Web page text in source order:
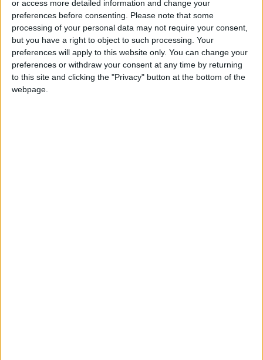
or access more detailed information and change your
preferences before consenting.
Please note that some
processing of your personal data may not require your consent,
but you have a right to object to such processing. Your
preferences will apply to this website only. You can change your
preferences or withdraw your consent at any time by returning
to this site and clicking the "Privacy" button at the bottom of the
webpage.
arena sportiva
Tecnologie emergenti: VR, AR e
Metaverso
Rischi potenziali e saturazione del
mercato
Pressioni macroeconomiche